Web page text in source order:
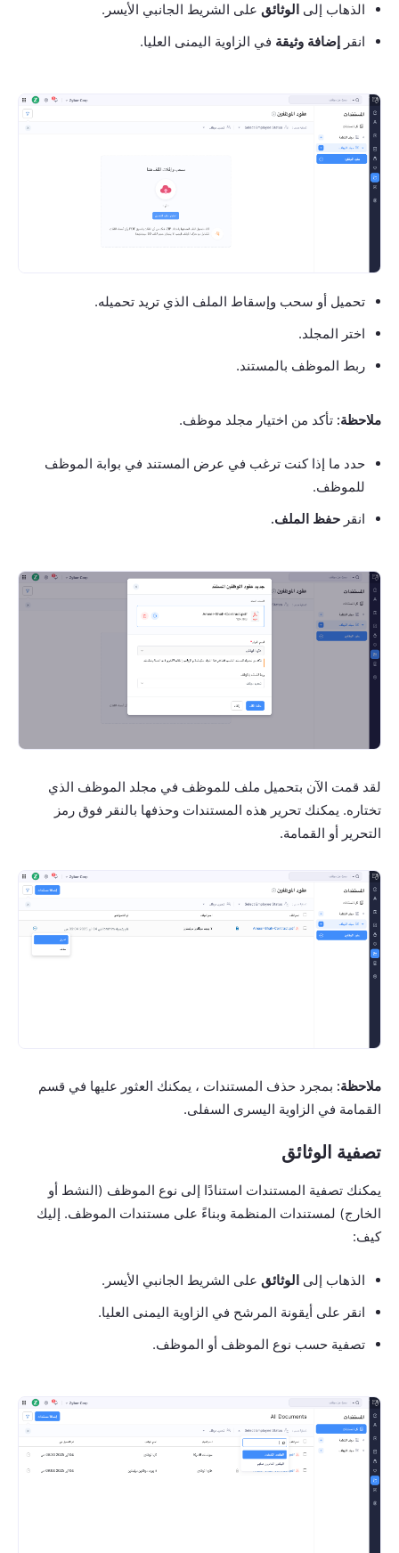
الذهاب إلى الوثائق على الشريط الجانبي الأيسر.
انقر إضافة وثيقة في الزاوية اليمنى العليا.
تحميل أو سحب وإسقاط الملف الذي تريد تحميله.
اختر المجلد.
ربط الموظف بالمستند.
ملاحظة: تأكد من اختيار مجلد موظف.
حدد ما إذا كنت ترغب في عرض المستند في بوابة الموظف
للموظف.
انقر حفظ الملف.
لقد قمت الآن بتحميل ملف للموظف في مجلد الموظف الذي
تختاره. يمكنك تحرير هذه المستندات وحذفها بالنقر فوق رمز
التحرير أو القمامة.
ملاحظة: بمجرد حذف المستندات ، يمكنك العثور عليها في قسم
القمامة في الزاوية اليسرى السفلى.
تصفية الوثائق
يمكنك تصفية المستندات استنادًا إلى نوع الموظف (النشط أو
الخارج) لمستندات المنظمة وبناءً على مستندات الموظف. إليك
كيف:
الذهاب إلى الوثائق على الشريط الجانبي الأيسر.
انقر على أيقونة المرشح في الزاوية اليمنى العليا.
تصفية حسب نوع الموظف أو الموظف.